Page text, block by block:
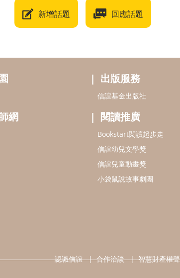
新增話題 回應話題
網
出版服務
信誼基金出版社
閱讀推廣
Bookstart閱讀起步走
信誼幼兒文學獎
信誼兒童動畫獎
小袋鼠說故事劇團
認識信誼 合作洽談 智慧財產權